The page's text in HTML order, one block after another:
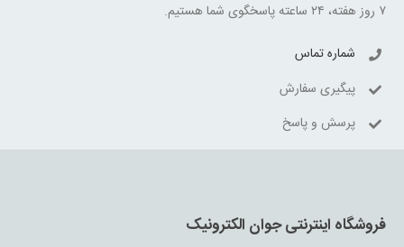
۷ روز هفته، ۲۴ ساعته پاسخگوی شما هستیم.
شماره تماس
پیگیری سفارش
پرسش و پاسخ
فروشگاه اینترنتی جوان الکترونیک